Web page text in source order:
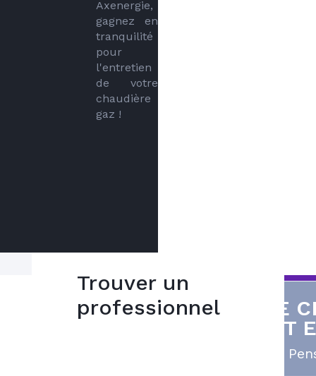
Axenergie,
gagnez en
tranquilité
pour
l'entretien
de votre
chaudière
gaz !
Réalisez des
économies
VOTRE
EST
Trouver un
professionnel
5